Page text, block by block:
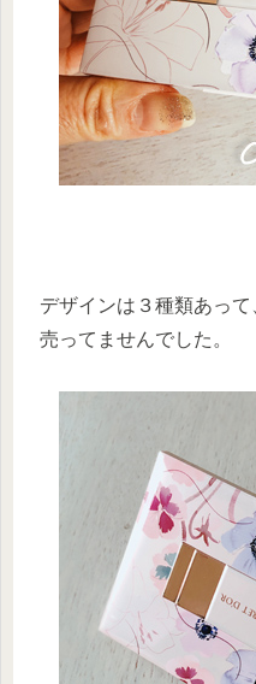
デザインは３種類あっ
売ってませんでした。